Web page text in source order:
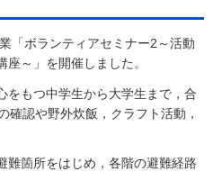
「ボランティアセミナー2～活動
～」を開催しました。
をもつ中学生から大学生まで，合
確認や野外炊飯，クラフト活動，
難箇所をはじめ，各階の避難経路